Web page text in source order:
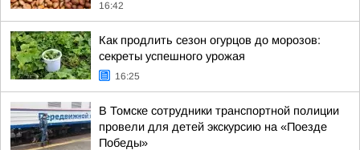
16:42
Как продлить сезон огурцов до морозов:
секреты успешного урожая
16:25
В Томске сотрудники транспортной полиции
провели для детей экскурсию на «Поезде
Победы»